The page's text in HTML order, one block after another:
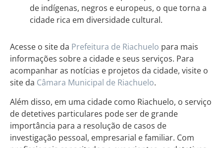
de indígenas, negros e europeus, o que torna a
cidade rica em diversidade cultural.
Acesse o site da Prefeitura de Riachuelo para mais
informações sobre a cidade e seus serviços. Para
acompanhar as notícias e projetos da cidade, visite o
site da Câmara Municipal de Riachuelo.
Além disso, em uma cidade como Riachuelo, o serviço
de detetives particulares pode ser de grande
importância para a resolução de casos de
investigação pessoal, empresarial e familiar. Com